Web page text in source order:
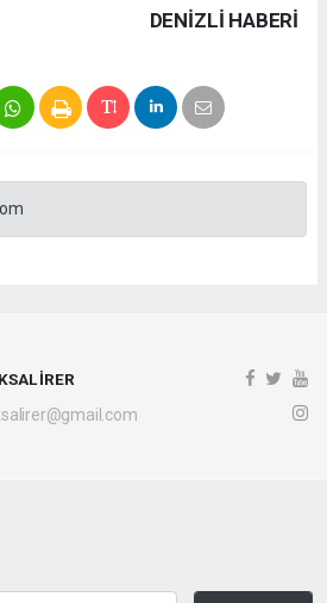
DENIZLI HABERİ
İRER